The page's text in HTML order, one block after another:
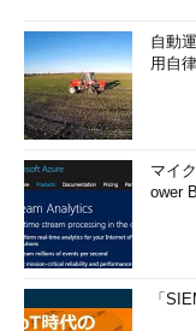
自動
用自
マイ
ower
「